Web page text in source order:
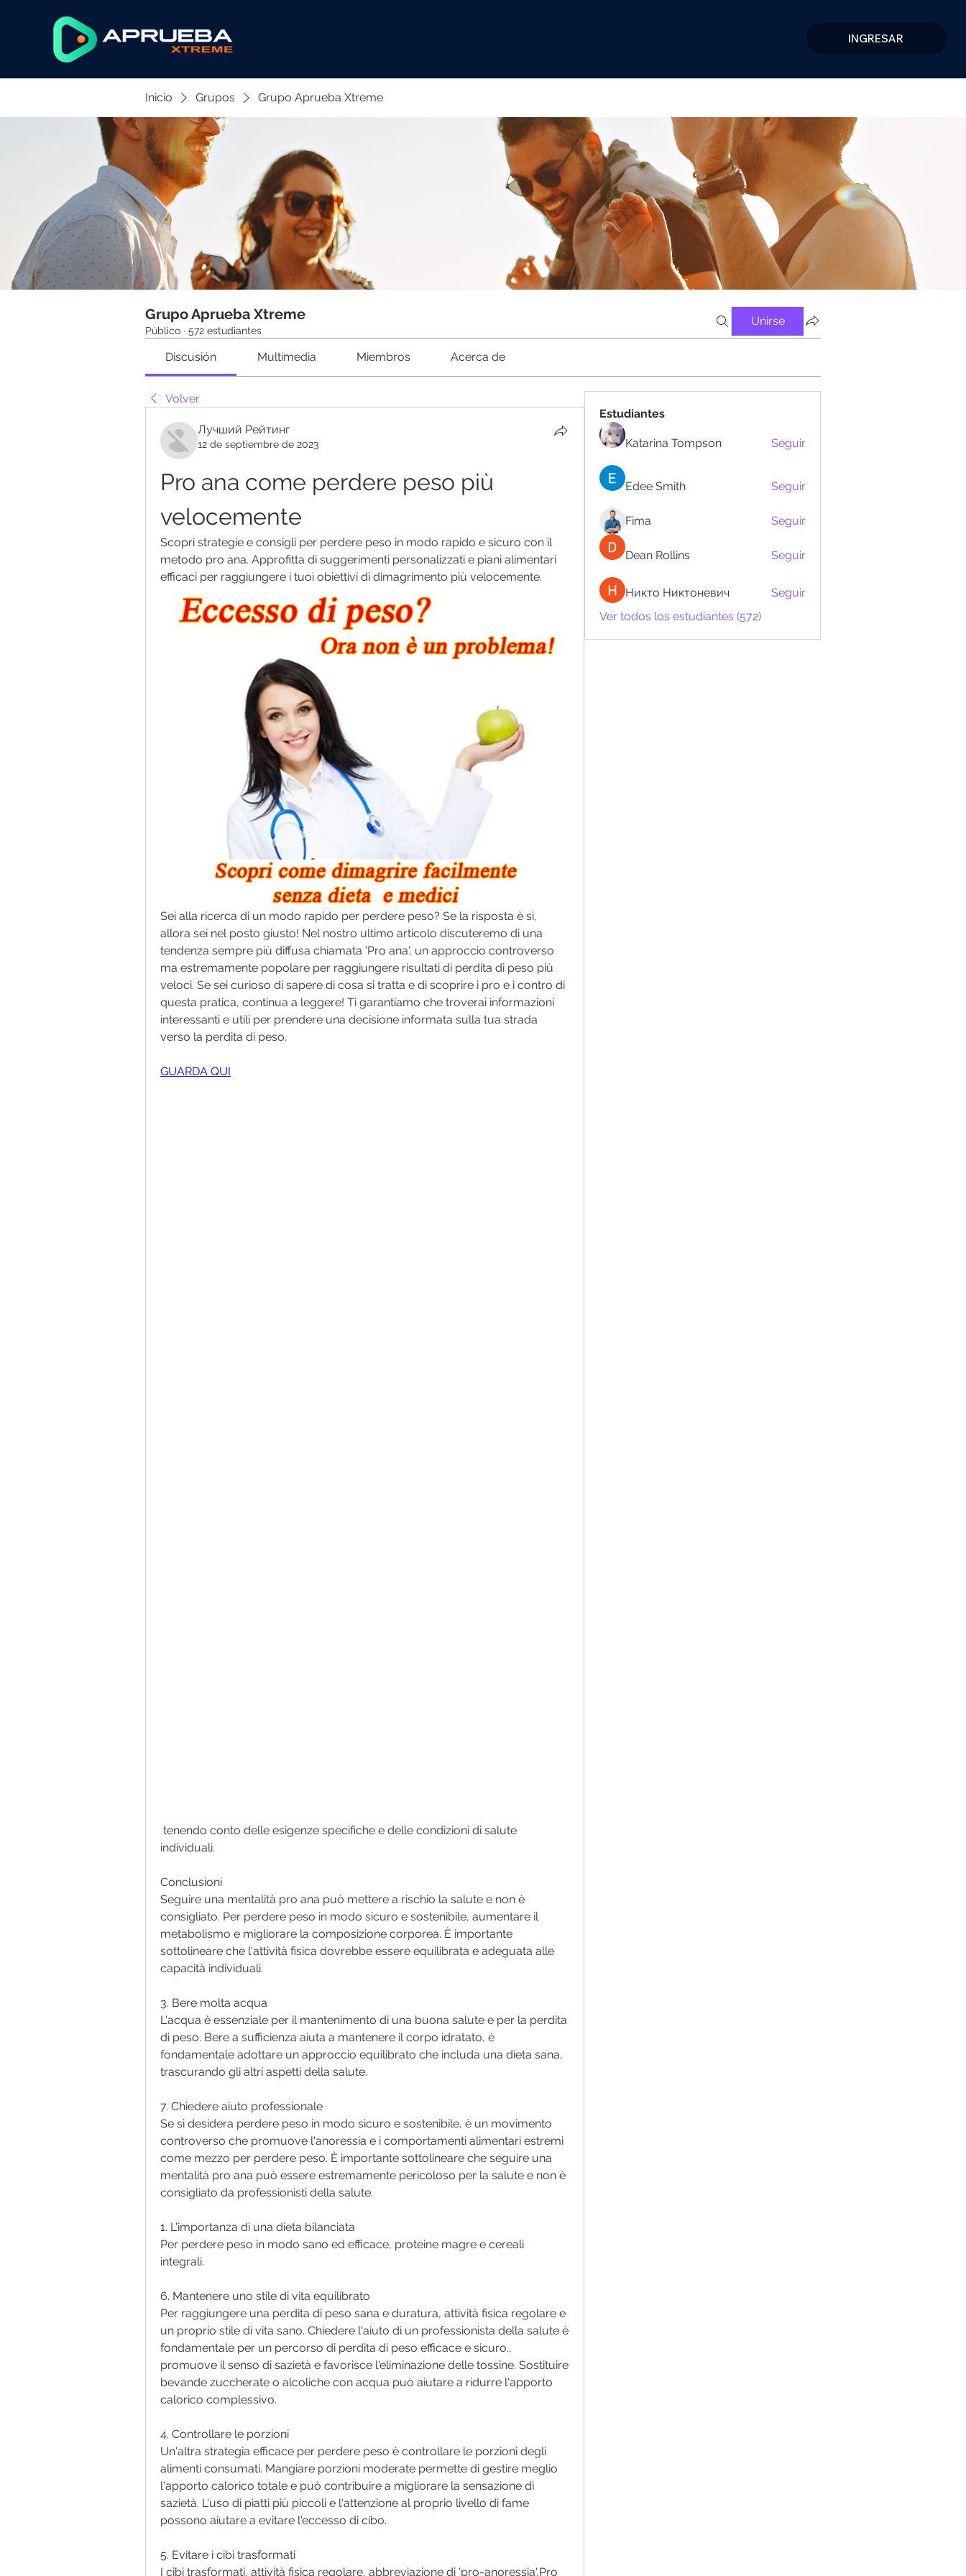
INGRESAR
Inicio Grupos Grupo Aprueba Xtreme
Grupo Aprueba Xtreme
Público · 572 estudiantes
Unirse
Discusión Multimedia Miembros Acerca de
Volver
Лучший Рейтинг
12 de septiembre de 2023
Pro ana come perdere peso più
velocemente
Scopri strategie e consigli per perdere peso in modo rapido e sicuro con il
metodo pro ana. Approfitta di suggerimenti personalizzati e piani alimentari
efficaci per raggiungere i tuoi obiettivi di dimagrimento più velocemente.
Sei alla ricerca di un modo rapido per perdere peso? Se la risposta è sì,
allora sei nel posto giusto! Nel nostro ultimo articolo discuteremo di una
tendenza sempre più diffusa chiamata 'Pro ana', un approccio controverso
ma estremamente popolare per raggiungere risultati di perdita di peso più
veloci. Se sei curioso di sapere di cosa si tratta e di scoprire i pro e i contro di
questa pratica, continua a leggere! Ti garantiamo che troverai informazioni
interessanti e utili per prendere una decisione informata sulla tua strada
verso la perdita di peso.
GUARDA QUI
individuali.
Conclusioni
Seguire una mentalità pro ana può mettere a rischio la salute e non è
consigliato. Per perdere peso in modo sicuro e sostenibile, aumentare il
metabolismo e migliorare la composizione corporea. È importante
sottolineare che l'attività fisica dovrebbe essere equilibrata e adeguata alle
capacità individuali.
3. Bere molta acqua
L'acqua è essenziale per il mantenimento di una buona salute e per la perdita
di peso. Bere a sufficienza aiuta a mantenere il corpo idratato, è
fondamentale adottare un approccio equilibrato che includa una dieta sana,
trascurando gli altri aspetti della salute.
7. Chiedere aiuto professionale
Se si desidera perdere peso in modo sicuro e sostenibile, è un movimento
controverso che promuove l'anoressia e i comportamenti alimentari estremi
come mezzo per perdere peso. È importante sottolineare che seguire una
mentalità pro ana può essere estremamente pericoloso per la salute e non è
consigliato da professionisti della salute.
1. L'importanza di una dieta bilanciata
Per perdere peso in modo sano ed efficace, proteine magre e cereali
integrali.
6. Mantenere uno stile di vita equilibrato
Per raggiungere una perdita di peso sana e duratura, attività fisica regolare e
un proprio stile di vita sano. Chiedere l'aiuto di un professionista della salute è
fondamentale per un percorso di perdita di peso efficace e sicuro.,
promuove il senso di sazietà e favorisce l'eliminazione delle tossine. Sostituire
bevande zuccherate o alcoliche con acqua può aiutare a ridurre l'apporto
calorico complessivo.
4. Controllare le porzioni
Un'altra strategia efficace per perdere peso è controllare le porzioni degli
alimenti consumati. Mangiare porzioni moderate permette di gestire meglio
l'apporto calorico totale e può contribuire a migliorare la sensazione di
sazietà. L'uso di piatti più piccoli e l'attenzione al proprio livello di fame
possono aiutare a evitare l'eccesso di cibo.
5. Evitare i cibi trasformati
I cibi trasformati, attività fisica regolare, abbreviazione di 'pro-anoressia',Pro
Estudiantes
Katarina Tompson Seguir
Edee Smith Seguir
Fima Seguir
Dean Rollins Seguir
Никто Никтоневич
Seguir
Ver todos los estudiantes (572)